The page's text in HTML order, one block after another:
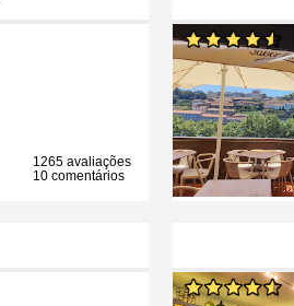
1265 avaliações
10 comentários